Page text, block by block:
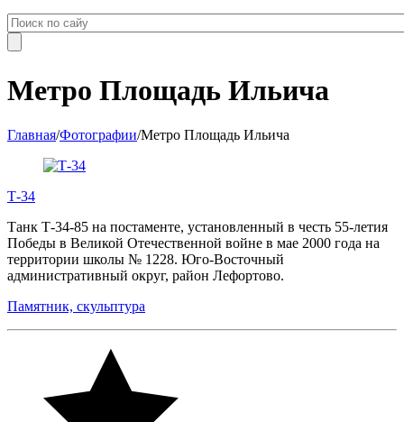
Метро Площадь Ильича
Главная/Фотографии/Метро Площадь Ильича
Т-34
Танк Т-34-85 на постаменте, установленный в честь 55-летия
Победы в Великой Отечественной войне в мае 2000 года на
территории школы № 1228. Юго-Восточный
административный округ, район Лефортово.
Памятник, скульптура